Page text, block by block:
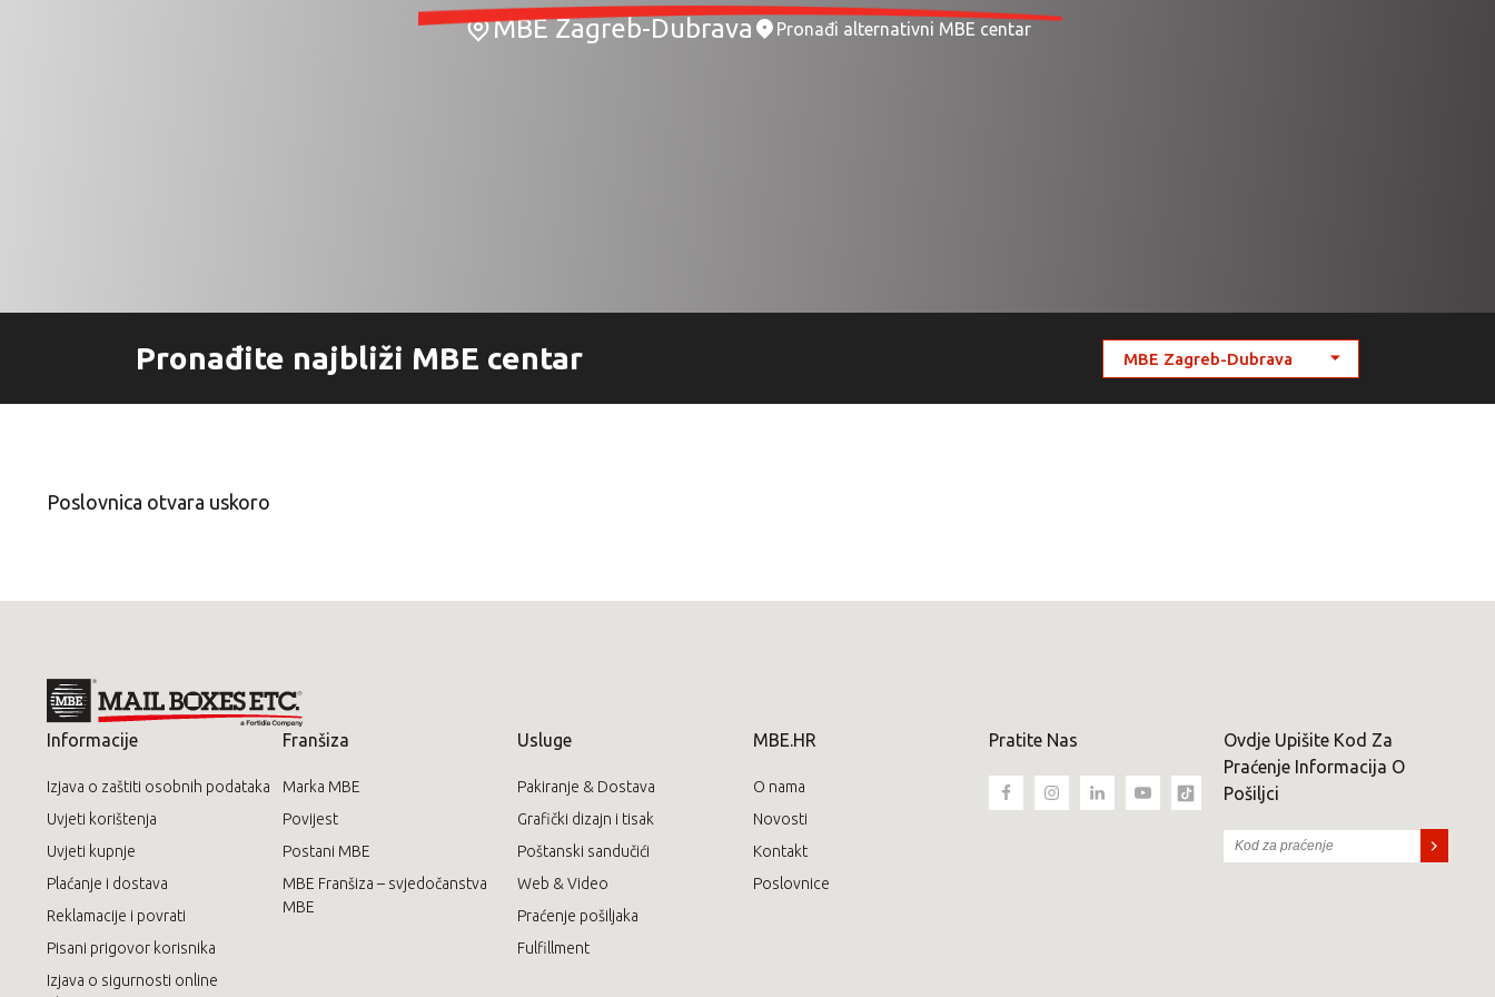
MBE Zagreb-Dubrava Pronađi alternativni MBE centar
Pronađite najbliži MBE centar
Poslovnica otvara uskoro
Informacije
Izjava o zaštiti osobnih podataka
Uvjeti korištenja
Uvjeti kupnje
Plaćanje i dostava
Reklamacije i povrati
Pisani prigovor korisnika
Izjava o sigurnosti online
Franšiza
Marka MBE
Povijest
Postani MBE
MBE Franšiza – svjedočanstva
MBE
Usluge
Pakiranje & Dostava
Grafički dizajn i tisak
Poštanski sandučići
Web & Video
Praćenje pošiljaka
Fulfillment
MBE.HR
O nama
Novosti
Kontakt
Poslovnice
Pratite Nas
Ovdje Upišite Kod Za
Praćenje Informacija O
Pošiljci